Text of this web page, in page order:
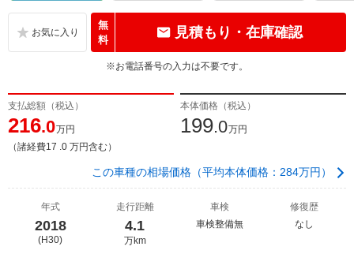
無
料
見積もり・在庫確認
※お電話番号の入力は不要です。
支払総額（税込）
216.0万円
（諸経費17 .0 万円含む）
本体価格（税込）
199.0万円
この車種の相場価格（平均本体価格：284万円）
年式
2018
(H30)
走行距離
4.1
万km
車検
車検整備無
修復歴
なし